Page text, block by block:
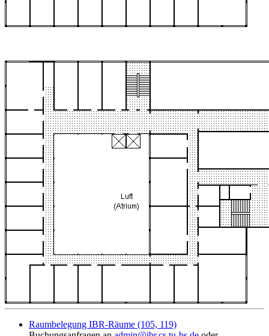
Raumbelegung IBR-Räume (105, 119)